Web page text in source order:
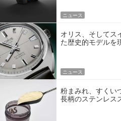
ニュース
オリス、そしてス
た歴史的モデルを
ニュース
粉まみれ、すくい
長柄のステンレス